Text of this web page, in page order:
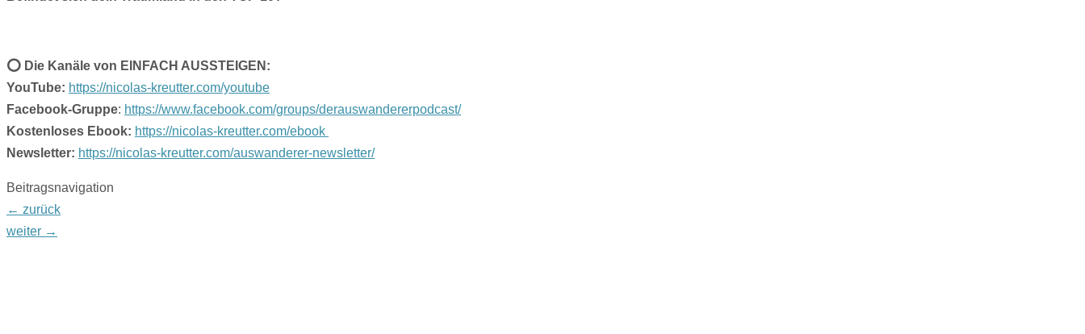
⭕️ Die Kanäle von EINFACH AUSSTEIGEN:
YouTube: https://nicolas-kreutter.com/youtube
Facebook-Gruppe: https://www.facebook.com/groups/derauswandererpodcast/
Kostenloses Ebook: https://nicolas-kreutter.com/ebook
Newsletter: https://nicolas-kreutter.com/auswanderer-newsletter/
Beitragsnavigation
← zurück
weiter →